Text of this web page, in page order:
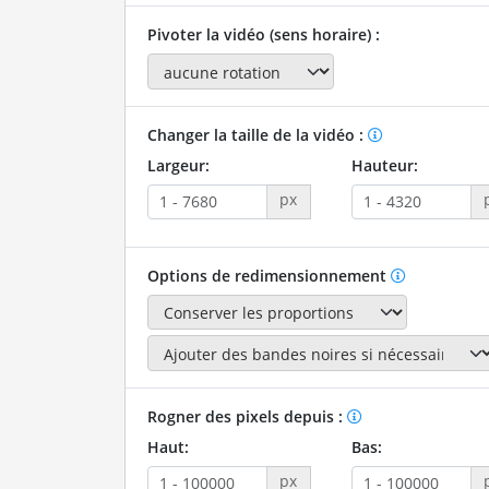
Pivoter la vidéo (sens horaire) :
Changer la taille de la vidéo :
Largeur:
px
Hauteur:
Options de redimensionnement
Rogner des pixels depuis :
Haut:
px
Bas: